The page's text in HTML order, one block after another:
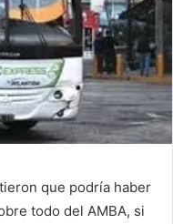
que podría haber
todo del AMBA, si